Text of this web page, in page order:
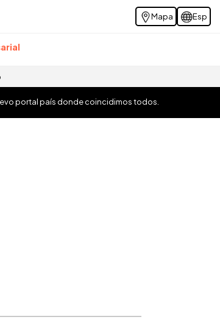
Mapa Esp
portal país donde coincidimos todos.